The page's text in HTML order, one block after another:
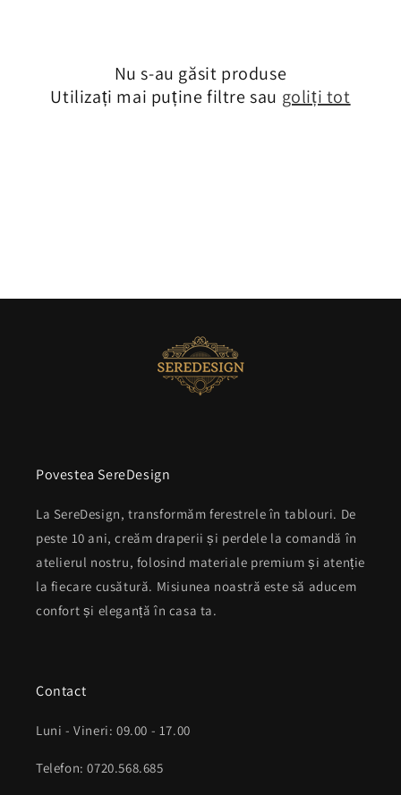
Nu s-au găsit produse
Utilizați mai puține filtre sau goliți tot
Povestea SereDesign
La SereDesign, transformăm ferestrele în tablouri. De
peste 10 ani, creăm draperii și perdele la comandă în
atelierul nostru, folosind materiale premium și atenție
la fiecare cusătură. Misiunea noastră este să aducem
confort și eleganță în casa ta.
Contact
Luni - Vineri: 09.00 - 17.00
Telefon: 0720.568.685